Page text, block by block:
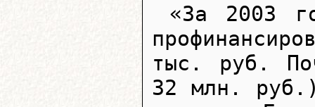
«За 2003
тыс. руб.
32 млн. руб.)